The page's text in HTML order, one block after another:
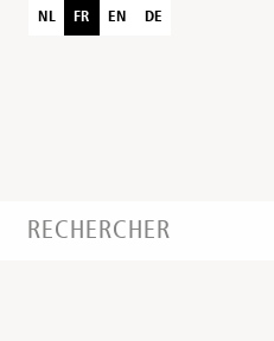
NL FR EN DE
RECHERCHER